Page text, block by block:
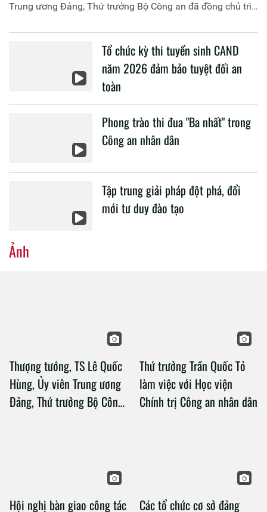
Trung ương Đảng, Thứ trưởng Bộ Công an đã đồng chủ trì
liên quan đến công tác giáo dục và đào tạo của lực lượng
Tổ chức kỳ thi tuyển sinh CAND
năm 2026 đảm bảo tuyệt đối an
toàn
Phong trào thi đua "Ba nhất" trong
Công an nhân dân
Tập trung giải pháp đột phá, đổi
mới tư duy đào tạo
Ảnh
Thượng tướng, TS Lê Quốc
Hùng, Ủy viên Trung ương
Đảng, Thứ trưởng Bộ Công
Thứ trưởng Trần Quốc Tỏ
làm việc với Học viện
Chính trị Công an nhân dân
Hội nghị bàn giao công tác
Các tổ chức cơ sở đảng